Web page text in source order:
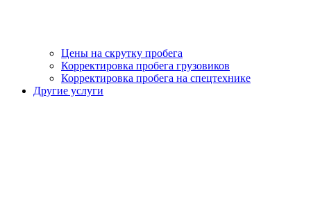
Цены на скрутку пробега
Корректировка пробега грузовиков
Корректировка пробега на спецтехнике
Другие услуги